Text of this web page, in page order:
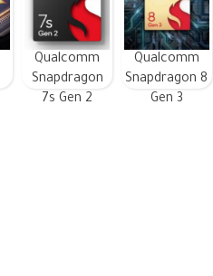
Qualcomm
Snapdragon 8
Gen 3
Qualcomm
Snapdragon
7s Gen 2